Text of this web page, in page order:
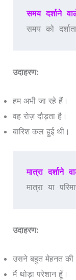
समय दर्शाने
समय को
उदाहरण:
हम अभी जा रहे हैं।
वह रोज़ दौड़ता है।
बारिश कल हुई थी।
मात्रा दर्शाने
मात्रा या
उदाहरण:
उसने बहुत मेहनत
मैं थोड़ा परेशान हूँ।